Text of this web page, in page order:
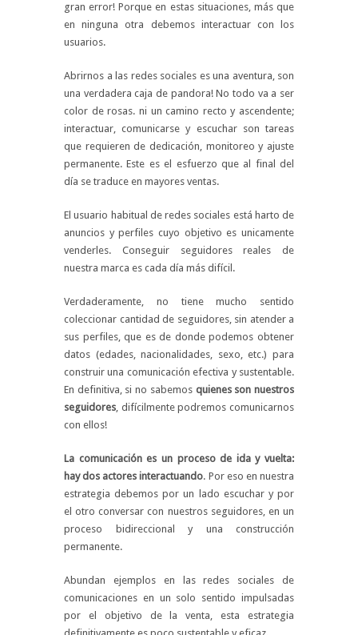
gran error! Porque en estas situaciones, más que
en ninguna otra debemos interactuar con los
usuarios.
Abrirnos a las redes sociales es una aventura, son
una verdadera caja de pandora! No todo va a ser
color de rosas. ni un camino recto y ascendente;
interactuar, comunicarse y escuchar son tareas
que requieren de dedicación, monitoreo y ajuste
permanente. Este es el esfuerzo que al final del
día se traduce en mayores ventas.
El usuario habitual de redes sociales está harto de
anuncios y perfiles cuyo objetivo es unicamente
venderles. Conseguir seguidores reales de
nuestra marca es cada día más difícil.
Verdaderamente, no tiene mucho sentido
coleccionar cantidad de seguidores, sin atender a
sus perfiles, que es de donde podemos obtener
datos (edades, nacionalidades, sexo, etc.) para
construir una comunicación efectiva y sustentable.
En definitiva, si no sabemos quienes son nuestros
seguidores, difícilmente podremos comunicarnos
con ellos!
La comunicación es un proceso de ida y vuelta:
hay dos actores interactuando. Por eso en nuestra
estrategia debemos por un lado escuchar y por
el otro conversar con nuestros seguidores, en un
proceso bidireccional y una construcción
permanente.
Abundan ejemplos en las redes sociales de
comunicaciones en un solo sentido impulsadas
por el objetivo de la venta, esta estrategia